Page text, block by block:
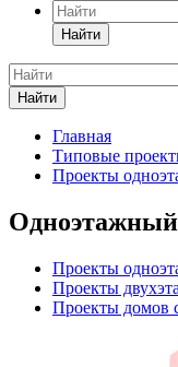
Найти
Найти
Главная
Типовые
Проекты
Одноэтажный
Проекты
Проекты
Проекты домов